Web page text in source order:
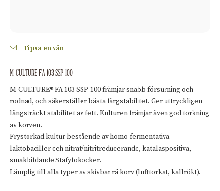
Tipsa en vän
M-CULTURE FA 103 SSP-100
M-CULTURE® FA 103 SSP-100 främjar snabb försurning och
rodnad, och säkerställer bästa färgstabilitet. Ger uttryckligen
långsträckt stabilitet av fett. Kulturen främjar även god torkning
av korven.
Frystorkad kultur bestående av homo-fermentativa
laktobaciller och nitrat/nitritreducerande, katalaspositiva,
smakbildande Stafylokocker.
Lämplig till alla typer av skivbar rå korv (lufttorkat, kallrökt).